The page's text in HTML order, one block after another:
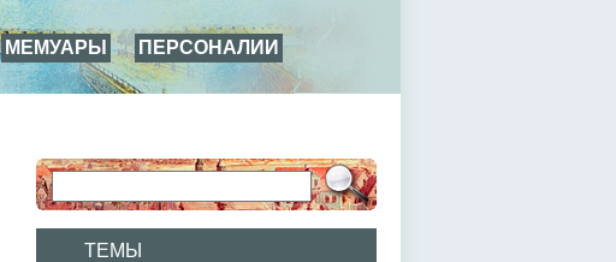
МЕМУАРЫ
ПЕРСОНАЛИИ
ТЕМЫ